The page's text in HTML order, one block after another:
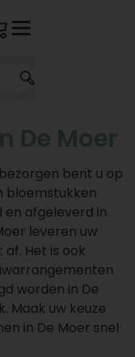
De Moer
bent u op
bloemstukken
afgeleverd in
leveren uw
Het is ook
worden in De
Maak uw keuze
in De Moer snel